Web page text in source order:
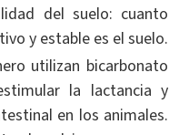
del suelo: cuanto
y estable es el suelo.
utilizan bicarbonato
la lactancia y
en los animales.